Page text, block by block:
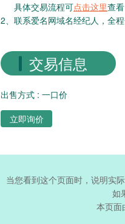
具体交易流程可点击这里查看
2、联系爱名网域名经纪人，全
交易信息
出售方式 : 一口价
立即询价
当您看到这个页面时，说明实
如
本页面